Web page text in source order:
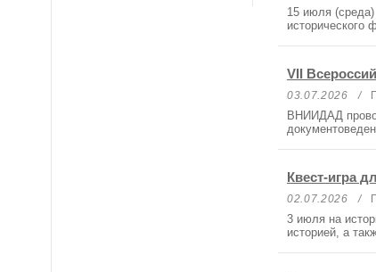
15 июля
исторического
VII
03.07.2026 /
ВНИИДАД
Квест-игра
02.07.2026 /
3 июля на
историей, а